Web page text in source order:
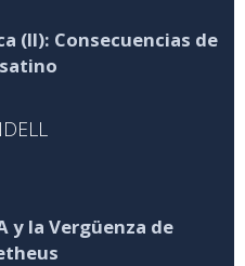
(II): Consecuencias de
y la Vergüenza de